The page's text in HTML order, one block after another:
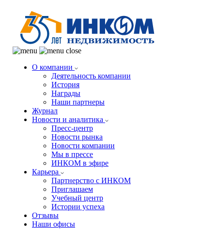
О компании
Деятельность компании
История
Награды
Наши партнеры
Журнал
Новости и аналитика
Пресс-центр
Новости рынка
Новости компании
Мы в прессе
ИНКОМ в эфире
Карьера
Партнерство с ИНКОМ
Приглашаем
Учебный центр
Истории успеха
Отзывы
Наши офисы